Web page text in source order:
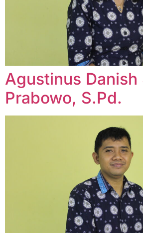
Agustinus Danish
Prabowo, S.Pd.